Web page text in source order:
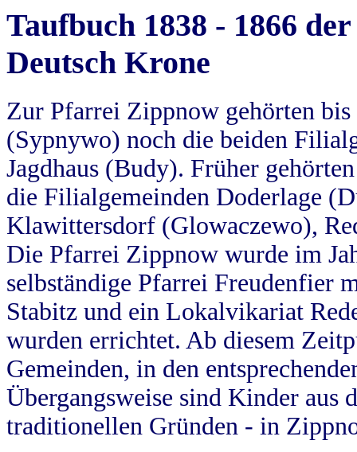
Taufbuch 1838 - 1866
Deutsch Krone
Zur Pfarrei Zippnow gehörten
(Sypnywo) noch die beiden
Jagdhaus (Budy). Früher
die Filialgemeinden Doderlage
Klawittersdorf (Glowaczewo),
Die Pfarrei Zippnow wurde im
selbständige Pfarrei Freudenfier
Stabitz und ein Lokalvikariat
wurden errichtet. Ab diesem
Gemeinden, in den
Übergangsweise sind Kinder aus
traditionellen Gründen - in